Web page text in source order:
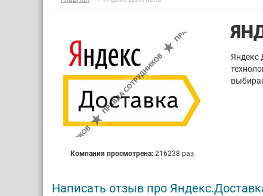
Компания просмотрена:216238 раз
Яндекс
Написать отзыв про